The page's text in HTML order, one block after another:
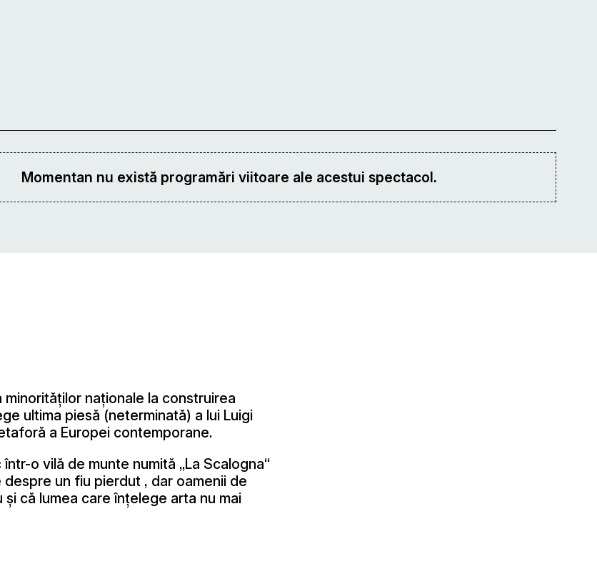
Momentan nu există programări viitoare ale acestui spectacol.
naționale la construirea
ultima piesă (neterminată) a lui Luigi
a Europei contemporane.
o vilă de munte numită „La Scalogna“
un fiu pierdut , dar oamenii de
că lumea care înțelege arta nu mai